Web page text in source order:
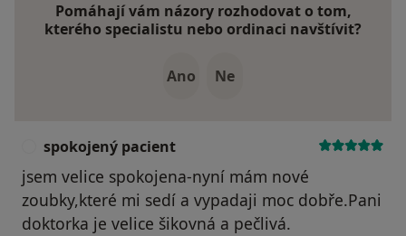
Pomáhají vám názory rozhodovat o tom,
kterého specialistu nebo ordinaci navštívit?
Ano Ne
spokojený pacient
jsem velice spokojena-nyní mám nové
zoubky,které mi sedí a vypadaji moc dobře.Pani
doktorka je velice šikovná a pečlivá.